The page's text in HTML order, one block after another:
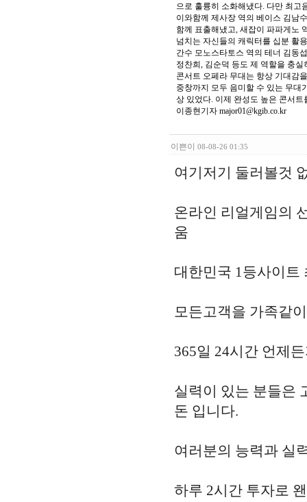
으로 훌륭히 소화해냈다. 다만 최고
이와함께 제사장 역의 베이스 김남
함께 표출해냈고, 새잡이 파파게노
넘치는 자신들의 캐릭터를 십분 활
간수 모노스타토스 역의 테너 김동
정찬희, 김순덕 등도 제 역할을 충실
콘서트 오페라 무대는 항상 기대감
중창까지 모두 음미할 수 있는 무대
상 있었다. 이제 완성도 높은 콘서
이종현기자 major01@kgib.co.kr
이쁜이 08-08-26 01:35
여기저기 둘러볼
온라인 리얼게임의
움
대한민국 1등사이트
모든고객을 가족같
365일 24시간 언제
실력이 있는 분들은
돈 입니다.
여러분의 능력과 실
하루 2시간 투자로